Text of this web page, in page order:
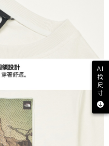
AI
找
尺
寸